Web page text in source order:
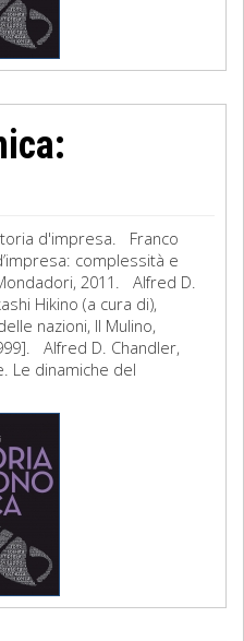
d'impresa. Franco
complessità e
2011. Alfred D.
Hikino (a cura di),
nazioni, Il Mulino,
Alfred D. Chandler,
Le dinamiche del